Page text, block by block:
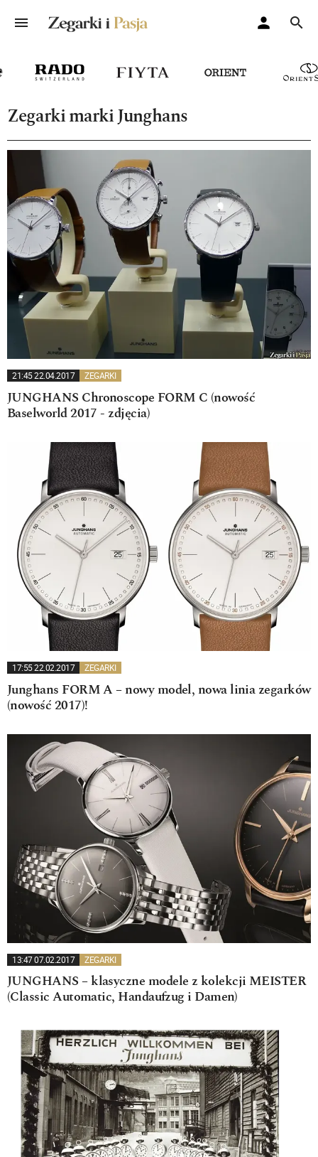
Zegarki marki Junghans
21:45 22.04.2017 ZEGARKI
JUNGHANS Chronoscope FORM C (nowość
Baselworld 2017 - zdjęcia)
17:55 22.02.2017 ZEGARKI
Junghans FORM A – nowy model, nowa linia zegarków
(nowość 2017)!
13:47 07.02.2017 ZEGARKI
JUNGHANS – klasyczne modele z kolekcji MEISTER
(Classic Automatic, Handaufzug i Damen)